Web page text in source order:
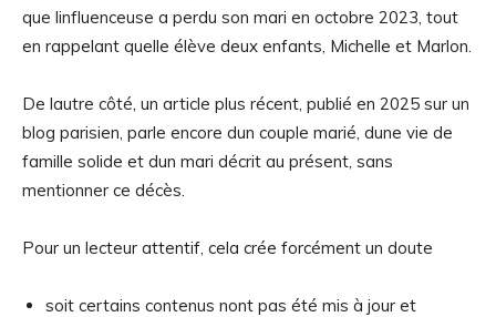
que linfluenceuse a perdu son mari en octobre 2023, tout
en rappelant quelle élève deux enfants, Michelle et Marlon.
De lautre côté, un article plus récent, publié en 2025 sur un
blog parisien, parle encore dun couple marié, dune vie de
famille solide et dun mari décrit au présent, sans
mentionner ce décès.
Pour un lecteur attentif, cela crée forcément un doute
soit certains contenus nont pas été mis à jour et